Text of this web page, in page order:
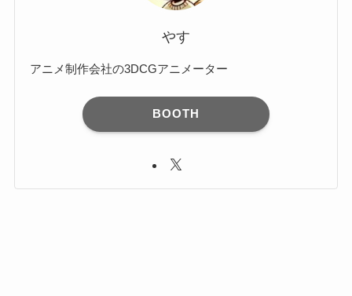
やす
アニメ制作会社の3DCGアニメーター
BOOTH